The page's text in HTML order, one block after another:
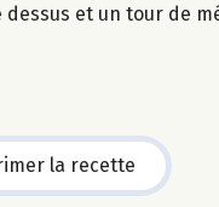
dessus et un tour de
la recette